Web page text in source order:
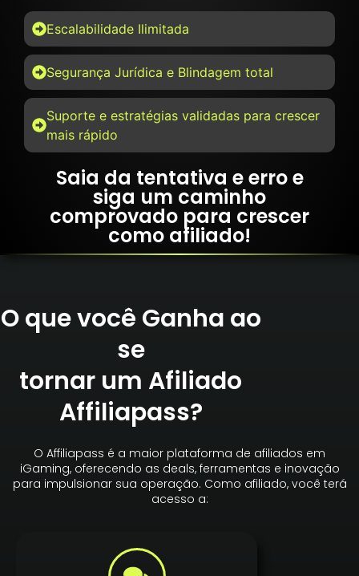
Escalabilidade Ilimitada
Segurança Jurídica e Blindagem total
Suporte e estratégias validadas para crescer
mais rápido
Saia da tentativa e erro e
siga um caminho
comprovado para crescer
como afiliado!
O que você Ganha ao
se
tornar um Afiliado
Affiliapass?
O Affiliapass é a maior plataforma de afiliados em
iGaming, oferecendo as deals, ferramentas e inovação
para impulsionar sua operação. Como afiliado, você terá
acesso a: